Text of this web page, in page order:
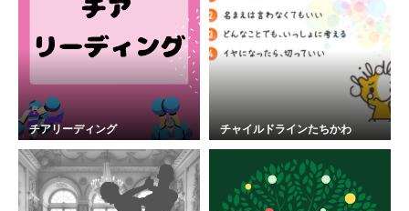
チアリーディング チャイルドラインたちかわ